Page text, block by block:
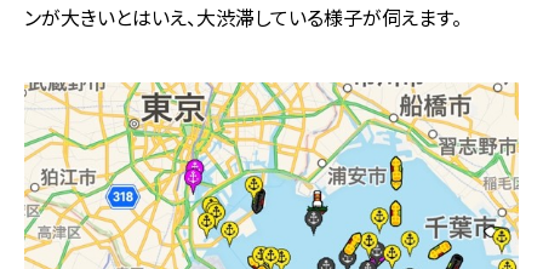
ンが大きいとはいえ、大渋滞している様子が伺えます。